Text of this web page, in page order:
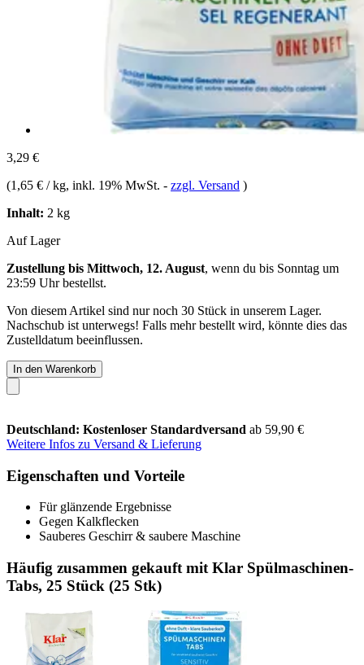
3,29 €
(1,65 € / kg, inkl. 19% MwSt. - zzgl. Versand )
Inhalt: 2 kg
Auf Lager
Zustellung bis Mittwoch, 12. August, wenn du bis Sonntag um
23:59 Uhrbestellst.
Von diesem Artikel sind nur noch 30 Stück in unserem Lager.
Nachschub ist unterwegs! Falls mehr bestellt wird, könnte dies das
Zustelldatum beeinflussen.
In den Warenkorb
Deutschland: Kostenloser Standardversand ab 59,90 €
Weitere Infos zu Versand & Lieferung
Eigenschaften und Vorteile
Für glänzende Ergebnisse
Gegen Kalkflecken
Sauberes Geschirr & saubere Maschine
Häufig zusammen gekauft mit Klar Spülmaschinen-
Tabs, 25 Stück (25 Stk)